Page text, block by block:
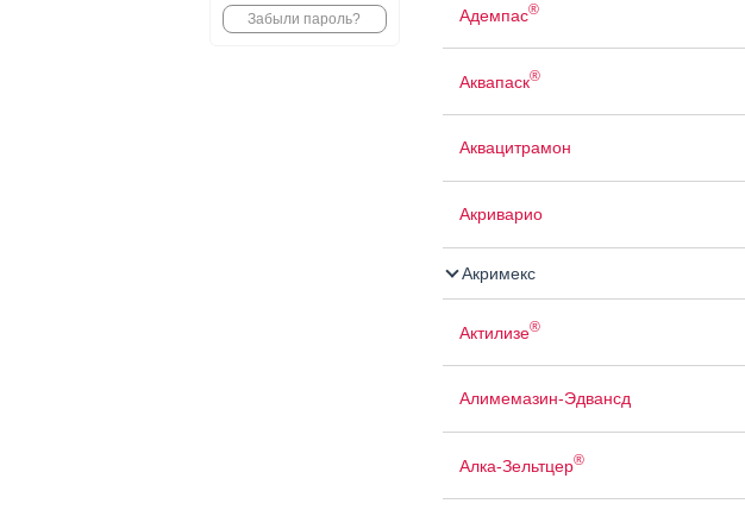
Забыли пароль? Адемпас®
Аквапаск®
Аквацитрамон
Акриварио
Акримекс
Актилизе®
Алимемазин-Эдвансд
Алка-Зельтцер®